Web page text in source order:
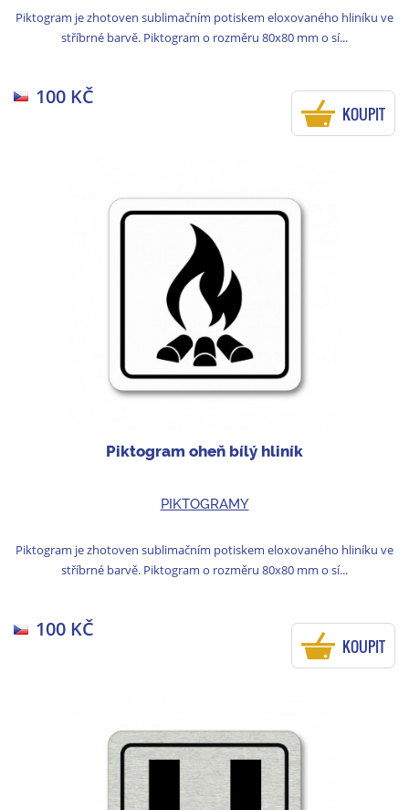
Piktogram je zhotoven sublimačním potiskem eloxovaného hliníku ve
stříbrné barvě. Piktogram o rozměru 80x80 mm o sí...
100 KČ
KOUPIT
Piktogram oheň bílý hliník
PIKTOGRAMY
Piktogram je zhotoven sublimačním potiskem eloxovaného hliníku ve
stříbrné barvě. Piktogram o rozměru 80x80 mm o sí...
100 KČ
KOUPIT